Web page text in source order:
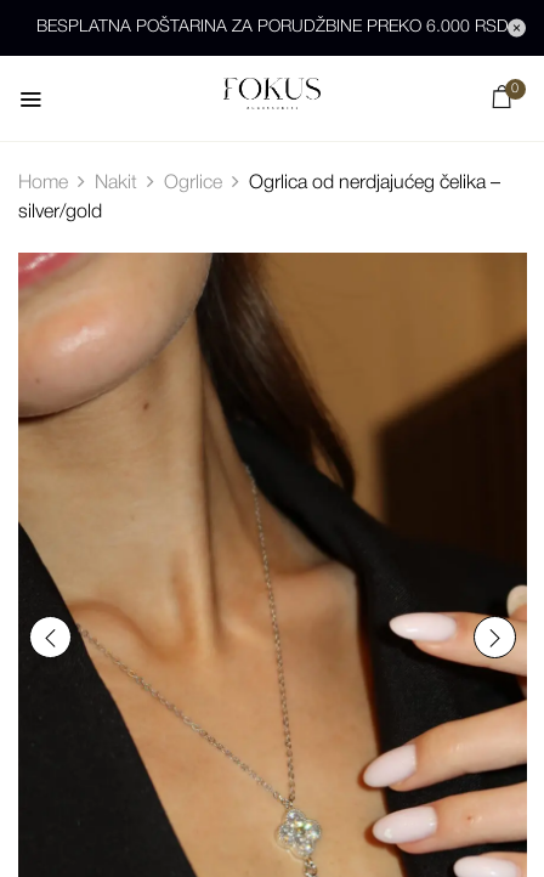
BESPLATNA POŠTARINA ZA PORUDŽBINE PREKO 6.000 RSD
0
Home Nakit Ogrlice
Ogrlica od nerdjajućeg čelika –
silver/gold